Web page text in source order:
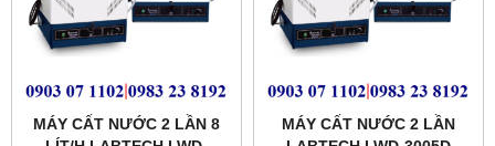
MÁY CẤT NƯỚC 2 LẦN 8
MÁY CẤT NƯỚC 2 LẦN